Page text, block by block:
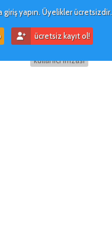
yapın. Üyelikler ücretsizdir.
ücretsiz kayıt ol!
Son giderken kapidan
girip temsilcinin size
kullanıcı i̇mzası